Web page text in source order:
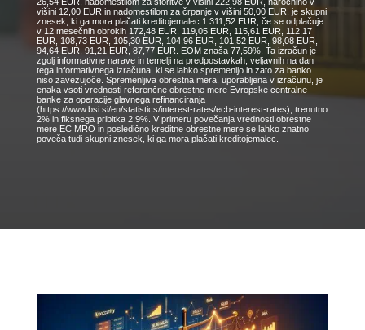
višini 12,00 EUR in nadomestilom za črpanje v višini 50,00 EUR, je skupni
znesek, ki ga mora plačati kreditojemalec 1.311,52 EUR, če se odplačuje
v 12 mesečnih obrokih 172,48 EUR, 119,05 EUR, 115,61 EUR, 112,17
EUR, 108,73 EUR, 105,30 EUR, 104,96 EUR, 101,52 EUR, 98,08 EUR,
94,64 EUR, 91,21 EUR, 87,77 EUR. EOM znaša 77,59%. Ta izračun je
zgolj informativne narave in temelji na predpostavkah, veljavnih na dan
tega informativnega izračuna, ki se lahko spremenijo in zato za banko
niso zavezujoče. Spremenljiva obrestna mera, uporabljena v izračunu, je
enaka vsoti vrednosti referenčne obrestne mere Evropske centralne
banke za operacije glavnega refinanciranja
(https://www.bsi.si/en/statistics/interest-rates/ecb-interest-rates), trenutno
2% in fiksnega pribitka 2,9%. V primeru povečanja vrednosti obrestne
mere EC MRO in posledično kreditne obrestne mere se lahko znatno
poveča tudi skupni znesek, ki ga mora plačati kreditojemalec.